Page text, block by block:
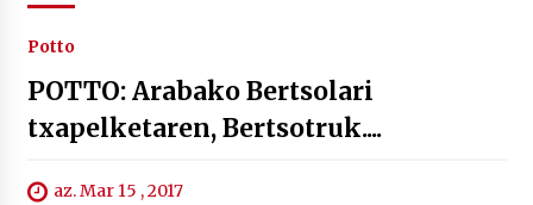
Potto
POTTO: Arabako Bertsolari
txapelketaren, Bertsotruk....
az. Mar 15 , 2017